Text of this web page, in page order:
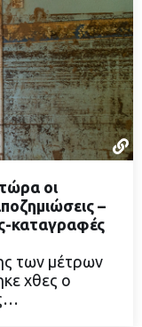
οι
–
καταγραφές
των μέτρων
χθες ο